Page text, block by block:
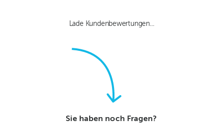
Lade Kundenbewertungen...
Sie haben noch Fragen?